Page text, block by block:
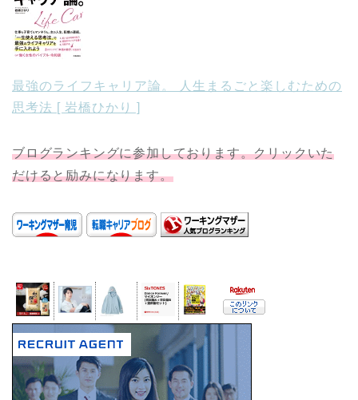
最強のライフキャリア論。 人生まるごと楽しむための
思考法 [ 岩橋ひかり ]
ブログランキングに参加しております。クリックいた
だけると励みになります。